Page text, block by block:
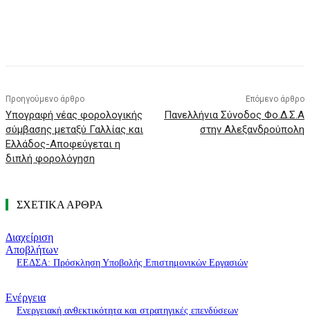
Προηγούμενο άρθρο
Υπογραφή νέας φορολογικής
σύμβασης μεταξύ Γαλλίας και
Ελλάδος-Αποφεύγεται η
διπλή φορολόγηση
Επόμενο άρθρο
Πανελλήνια Σύνοδος Φο.Δ.Σ.Α
στην Αλεξανδρούπολη
ΣΧΕΤΙΚΑ ΑΡΘΡΑ
Διαχείριση
Αποβλήτων
ΕΕΔΣΑ: Πρόσκληση Υποβολής Επιστημονικών Εργασιών
Ενέργεια
Ενεργειακή ανθεκτικότητα και στρατηγικές επενδύσεων